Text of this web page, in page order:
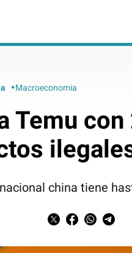
Macroeconomia
Temu
china tiene